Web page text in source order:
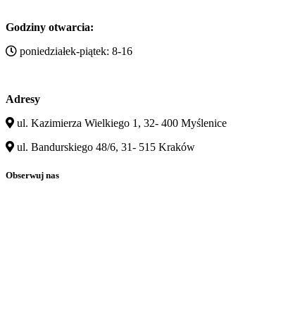
Godziny otwarcia:
poniedziałek-piątek: 8-16
Adresy
ul. Kazimierza Wielkiego 1, 32- 400 Myślenice
ul. Bandurskiego 48/6, 31- 515 Kraków
Obserwuj nas